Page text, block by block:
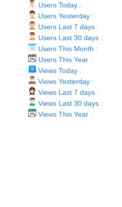
Users Today :
Users Yesterday :
Users Last 7 days :
Users Last 30 days :
Users This Month :
Users This Year :
Views Today :
Views Yesterday :
Views Last 7 days :
Views Last 30 days :
Views This Year :